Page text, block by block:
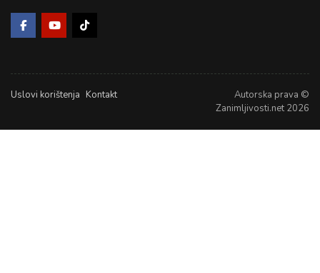
Uslovi korištenja Kontakt
Autorska prava ©
Zanimljivosti.net 2026